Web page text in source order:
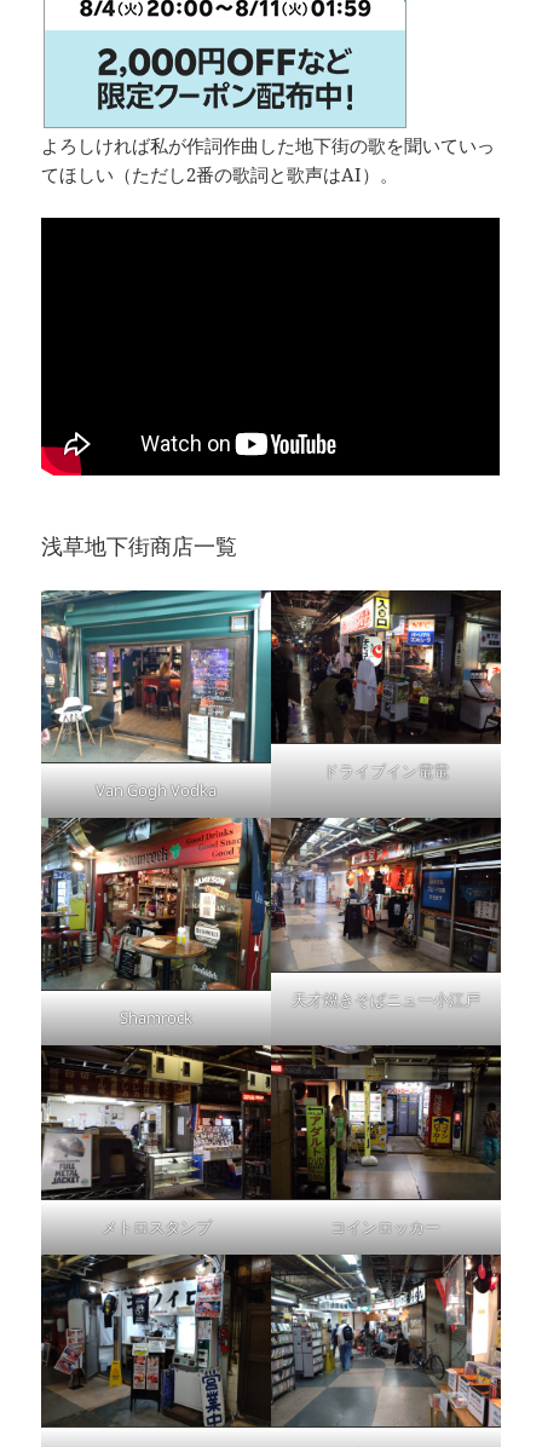
よろしければ私が作詞作曲した地下街の歌を聞いていっ
てほしい（ただし2番の歌詞と歌声はAI）。
浅草地下街商店一覧
Van Gogh Vodka
ドライブイン電電
Shamrock
天才焼きそばニュー小江戸
メトロスタンプ コインロッカー